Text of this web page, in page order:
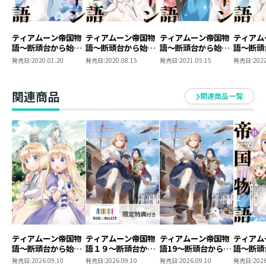
ティアムーン帝国物
語～断頭台から始ま
る、姫の転生逆転ス
発売日:2020.01.20
ティアムーン帝国物
語～断頭台から始ま
る、姫の転生逆転ス
発売日:2020.08.15
ティアムーン帝国物
語～断頭台から始ま
る、姫の転生逆転ス
発売日:2021.05.15
ティア
語～断
る、姫
発売日:
関連商品 関連商品一覧
ティアムーン帝国物
語～断頭台から始ま
る、姫の転生逆転ス
発売日:2026.09.10
ティアムーン帝国物
語１９～断頭台から
始まる、姫の転生逆
発売日:2026.09.10
ティアムーン帝国物
語19～断頭台から始
まる、姫の転生逆転
発売日:2026.09.10
ティア
語～断
る、姫
発売日: